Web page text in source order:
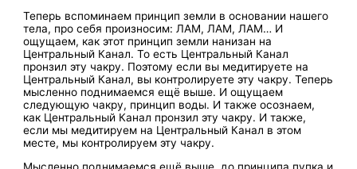
Теперь вспоминаем принцип земли в основании нашего
тела, про себя произносим: ЛАМ, ЛАМ, ЛАМ… И
ощущаем, как этот принцип земли нанизан на
Центральный Канал. То есть Центральный Канал
пронзил эту чакру. Поэтому если вы медитируете на
Центральный Канал, вы контролируете эту чакру. Теперь
мысленно поднимаемся ещё выше. И ощущаем
следующую чакру, принцип воды. И также осознаем,
как Центральный Канал пронзил эту чакру. И также,
если мы медитируем на Центральный Канал в этом
месте, мы контролируем эту чакру.
Мысленно поднимаемся ещё выше, до принципа пупка и